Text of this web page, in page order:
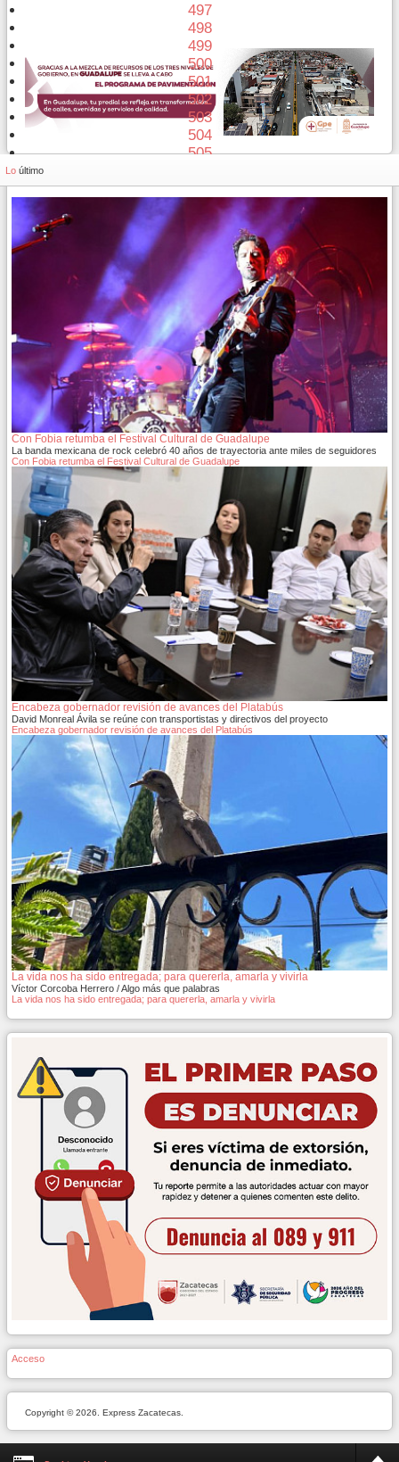
497
498
499
500
501
502
503
504
505
Lo último
Con Fobia retumba el Festival Cultural de Guadalupe
La banda mexicana de rock celebró 40 años de trayectoria ante miles de seguidores
Con Fobia retumba el Festival Cultural de Guadalupe
Encabeza gobernador revisión de avances del Platabús
David Monreal Ávila se reúne con transportistas y directivos del proyecto
Encabeza gobernador revisión de avances del Platabús
La vida nos ha sido entregada; para quererla, amarla y vivirla
Víctor Corcoba Herrero / Algo más que palabras
La vida nos ha sido entregada; para quererla, amarla y vivirla
Acceso
Copyright © 2026. Express Zacatecas.